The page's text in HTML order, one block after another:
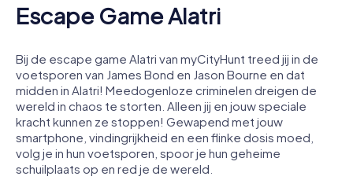
Escape Game Alatri
Bij de escape game Alatri van myCityHunt treed jij in de
voetsporen van James Bond en Jason Bourne en dat
midden in Alatri! Meedogenloze criminelen dreigen de
wereld in chaos te storten. Alleen jij en jouw speciale
kracht kunnen ze stoppen! Gewapend met jouw
smartphone, vindingrijkheid en een flinke dosis moed,
volg je in hun voetsporen, spoor je hun geheime
schuilplaats op en red je de wereld.